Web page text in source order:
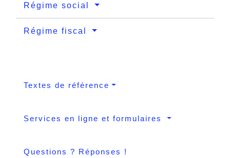
Régime social
Régime fiscal
Textes de référence
Services en ligne et formulaires
Questions ? Réponses !